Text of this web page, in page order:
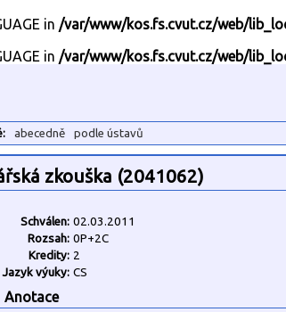
in /var/www/kos.fs.cvut.cz/web/
in /var/www/kos.fs.cvut.cz/web/
abecedně podle ústavů
zkouška (2041062)
Schválen: 02.03.2011
Rozsah: 0P+2C
Kredity: 2
Jazyk výuky: CS
Anotace